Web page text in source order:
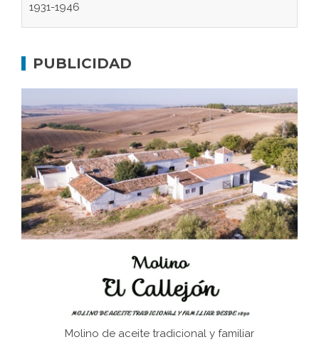
1931-1946
concentración nazis
Bornos
El Frente Popular. Ubrique, febrero-julio 1936
Juntar las letras. La alfabetización en el campo: del
afán de saber a la autogestión
Historia y vivencias del poblado de Los Hurones
PUBLICIDAD
Molino de aceite tradicional y familiar